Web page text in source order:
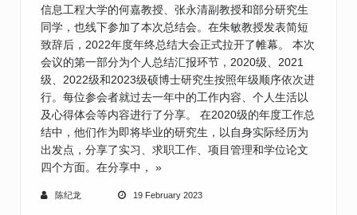
信息工程大学的何嘉教授、张永清副教授和部分研究生
同学，也线下参加了本次总结会。在朱敏教授发表简短
致辞后，2022年度年终总结大会正式拉开了帷幕。 本次
会议的第一部分为个人总结汇报环节，2020级、2021
级、2022级和2023级硕博士研究生按照年级顺序依次进
行。每位参会者就过去一年中的工作内容、个人生活以
及心得体会等内容进行了分享。 在2020级的年度工作总
结中，他们作为即将毕业的研究生，以自身实际经历为
出发点，分享了实习、求职工作、项目管理和学位论文
四个方面。在分享中， »
陈纪龙 19 February 2023